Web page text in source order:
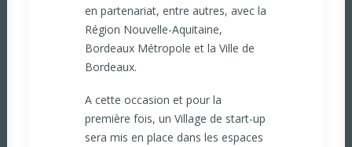
en partenariat, entre autres, avec la
Région Nouvelle-Aquitaine,
Bordeaux Métropole et la Ville de
Bordeaux.
A cette occasion et pour la
première fois, un Village de start-up
sera mis en place dans les espaces